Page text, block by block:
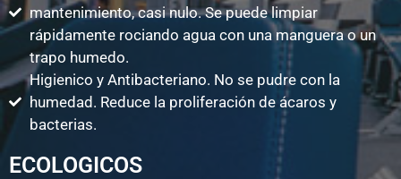
mantenimiento, casi nulo. Se puede limpiar
rápidamente rociando agua con una manguera o un
trapo humedo.
Higienico y Antibacteriano. No se pudre con la
humedad. Reduce la proliferación de ácaros y
bacterias.
ECOLOGICOS